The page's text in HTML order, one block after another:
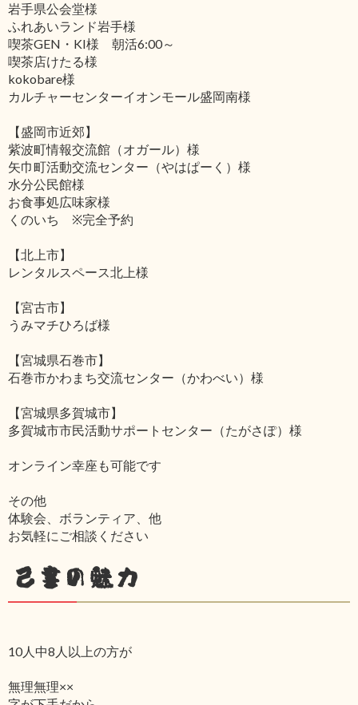
岩手県公会堂様
ふれあいランド岩手様
喫茶GEN・KI様 朝活6:00～
喫茶店けたる様
kokobare様
カルチャーセンターイオンモール盛岡南様
【盛岡市近郊】
紫波町情報交流館（オガール）様
矢巾町活動交流センター（やはぱーく）様
水分公民館様
お食事処広味家様
くのいち ※完全予約
【北上市】
レンタルスペース北上様
【宮古市】
うみマチひろば様
【宮城県石巻市】
石巻市かわまち交流センター（かわべい）様
【宮城県多賀城市】
多賀城市市民活動サポートセンター（たがさぽ）様
オンライン幸座も可能です
その他
体験会、ボランティア、他
お気軽にご相談ください
己書の魅力
10人中8人以上の方が
無理無理××